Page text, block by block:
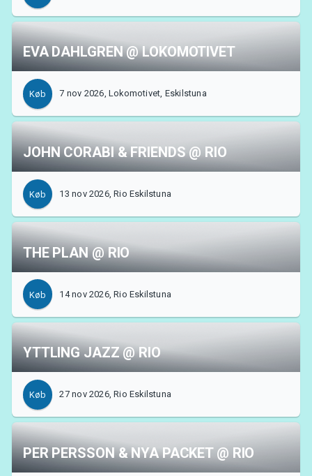
EVA DAHLGREN @ LOKOMOTIVET
Køb 7 nov 2026, Lokomotivet, Eskilstuna
JOHN CORABI & FRIENDS @ RIO
Køb 13 nov 2026, Rio Eskilstuna
THE PLAN @ RIO
Køb 14 nov 2026, Rio Eskilstuna
YTTLING JAZZ @ RIO
Køb 27 nov 2026, Rio Eskilstuna
PER PERSSON & NYA PACKET @ RIO